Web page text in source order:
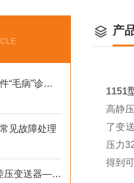
智能差压变送器的电路元件“毛病”诊断综述
见故障处理
数字差压变送器 vs 模拟差压变送器——技术原理与选择指南
产
1151
高静
了变
压力
得到